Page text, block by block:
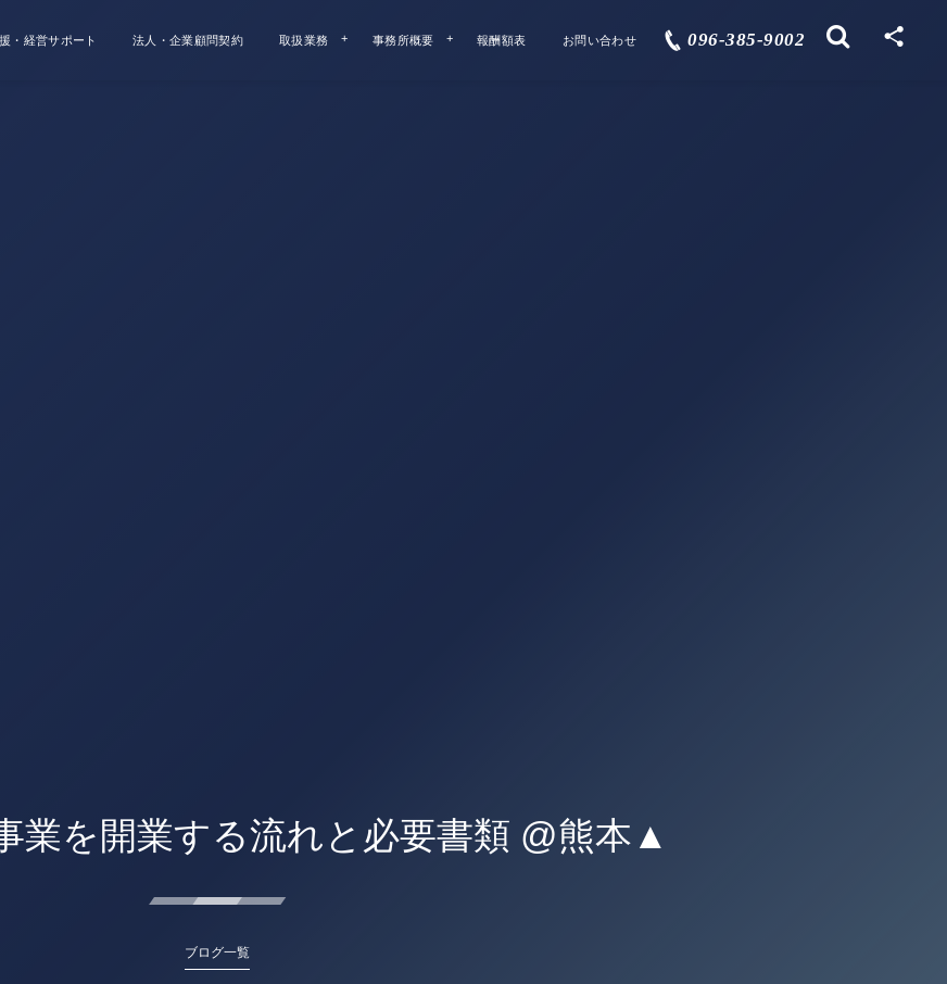
・経営サポート 法人・企業顧問契約 取扱業務 事務所概要 報酬額表 お問い合わせ 096-385-9002
業を開業する流れと必要書類 @熊本▲
ブログ一覧